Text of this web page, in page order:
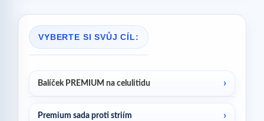
VYBERTE SI SVŮJ CÍL:
Balíček PREMIUM na celulitidu
Premium sada proti striím